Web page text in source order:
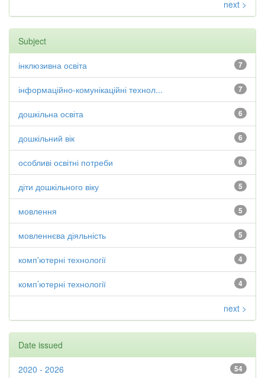
next >
Subject
7
інклюзивна освіта
7
інформаційно-комунікаційні технол...
6
дошкільна освіта
6
дошкільний вік
6
особливі освітні потреби
5
діти дошкільного віку
5
мовлення
5
мовленнєва діяльність
4
комп'ютерні технології
4
комп’ютерні технології
next >
Date issued
54
2020 - 2026